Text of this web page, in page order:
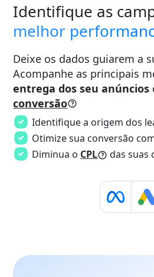
Identifique as
melhor
Deixe os dados guiarem a
Acompanhe as principais
entrega dos seu anúncios
conversão
Identifique a origem dos
Otimize sua conversão
Diminua o CPL das suas